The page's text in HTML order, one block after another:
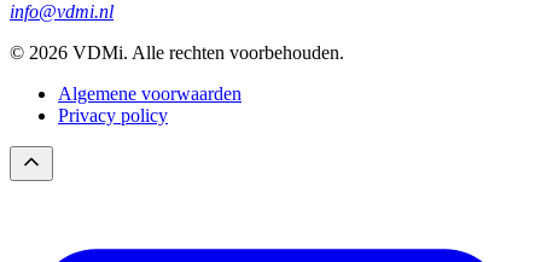
info@vdmi.nl
© 2026 VDMi. Alle rechten voorbehouden.
Algemene voorwaarden
Privacy policy